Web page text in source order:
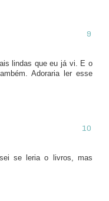
lindas que eu já vi. E o
Adoraria ler esse
se leria o livros, mas